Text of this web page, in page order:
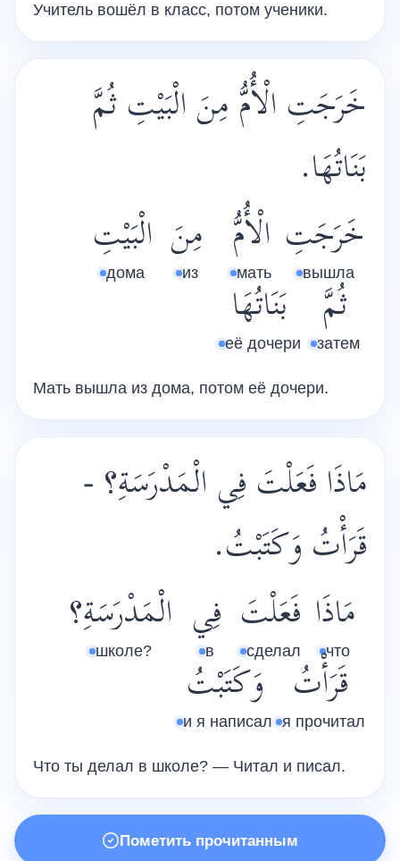
Учитель вошёл в класс, потом ученики.
خَرَجَتِ الْأُمُّ مِنَ الْبَيْتِ ثُمَّ
بَنَاتُهَا.
خَرَجَتِ
вышла
الْأُمُّ
мать
مِنَ
из
الْبَيْتِ
дома
ثُمَّ
затем
بَنَاتُهَا
её дочери
Мать вышла из дома, потом её дочери.
مَاذَا فَعَلْتَ فِي الْمَدْرَسَةِ؟ -
قَرَأْتُ وَكَتَبْتُ.
مَاذَا
что
فَعَلْتَ
сделал
فِي
в
الْمَدْرَسَةِ؟
школе?
قَرَأْتُ
я прочитал
وَكَتَبْتُ
и я написал
Что ты делал в школе? — Читал и писал.
Пометить прочитанным